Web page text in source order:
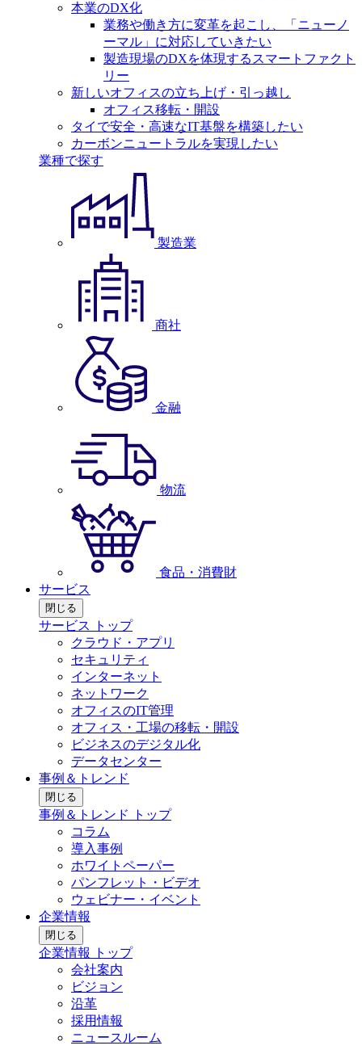
本業のDX化
業務や働き方に変革を起こし、「ニューノ
ーマル」に対応していきたい
製造現場のDXを体現するスマートファクト
リー
新しいオフィスの立ち上げ・引っ越し
オフィス移転・開設
タイで安全・高速なIT基盤を構築したい
カーボンニュートラルを実現したい
業種で探す
製造業
商社
金融
物流
食品・消費財
サービス
閉じる
サービス トップ
クラウド・アプリ
セキュリティ
インターネット
ネットワーク
オフィスのIT管理
オフィス・工場の移転・開設
ビジネスのデジタル化
データセンター
事例＆トレンド
閉じる
事例＆トレンド トップ
コラム
導入事例
ホワイトペーパー
パンフレット・ビデオ
ウェビナー・イベント
企業情報
閉じる
企業情報 トップ
会社案内
ビジョン
沿革
採用情報
ニュースルーム